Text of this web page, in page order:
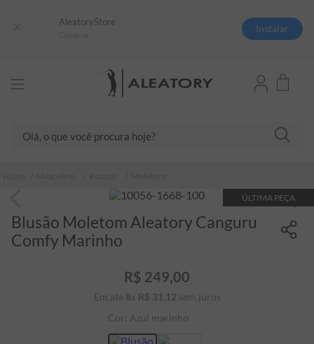
AleatoryStore
Instalar
ÚLTIMA PEÇA
Blusão Moletom Aleatory Canguru
Comfy Marinho
R$ 249,00
Em até 8x R$ 31 ,12 sem juros
Cor: Azul marinho
camisas polo
camiseta listrada
boné
5º
pima